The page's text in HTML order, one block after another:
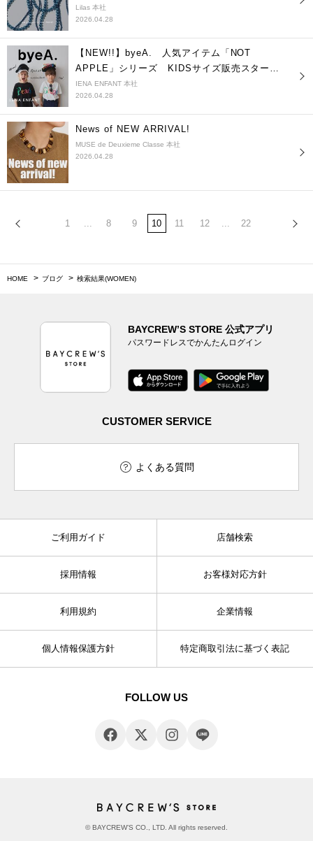
Lilas 本社
2026.04.28
【NEW!!】byeA. 人気アイテム「NOT
APPLE」シリーズ KIDSサイズ販売スター
ト！
IENA ENFANT 本社
2026.04.28
News of NEW ARRIVAL!
MUSE de Deuxieme Classe 本社
2026.04.28
1 ... 8 9 10 11 12 ... 22
HOME ブログ 検索結果(WOMEN)
BAYCREW’S STORE 公式アプリ
パスワードレスでかんたんログイン
CUSTOMER SERVICE
よくある質問
ご利用ガイド 店舗検索
採用情報 お客様対応方針
利用規約 企業情報
個人情報保護方針 特定商取引法に基づく表記
FOLLOW US
© BAYCREW’S CO., LTD. All rights reserved.